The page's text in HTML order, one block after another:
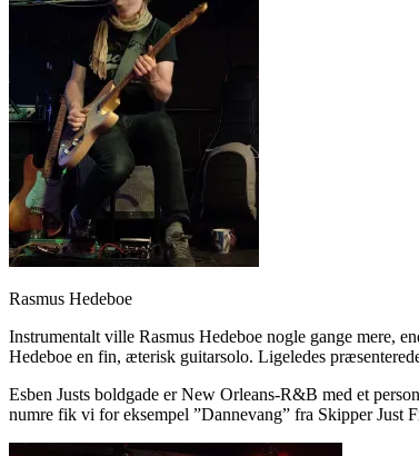
Rasmus Hedeboe
Instrumentalt ville Rasmus Hedeboe nogle gange mere,
Hedeboe en fin, æterisk guitarsolo. Ligeledes
Esben Justs boldgade er New Orleans-R&B med et
numre fik vi for eksempel ”Dannevang” fra Skipper Just